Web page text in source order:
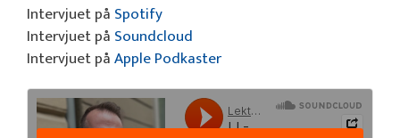
Intervjuet på Spotify
Intervjuet på Soundcloud
Intervjuet påApple Podkaster